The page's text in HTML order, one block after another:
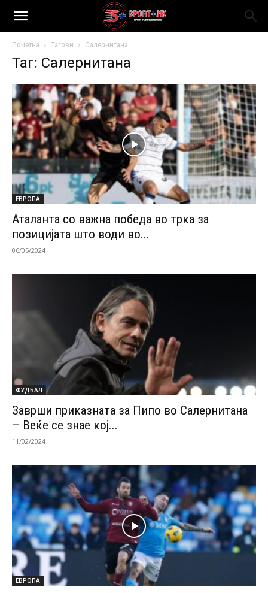
Почетна Тагови Салернитана
Таг: Салернитана
ЕВРОПА
Аталанта со важна победа во трка за
позицијата што води во...
06/05/2024
ФУДБАЛ
Заврши приказната за Пипо во Салернитана
– Веќе се знае кој...
11/02/2024
ЕВРОПА